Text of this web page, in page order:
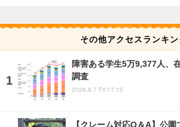
その他アクセスランキ
障害ある学生5万9,377人、
調査
2026.8.7 Fri 17:15
【クレーム対応Q＆A】公